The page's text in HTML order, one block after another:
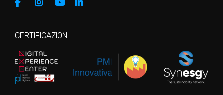
CERTIFICAZIONI